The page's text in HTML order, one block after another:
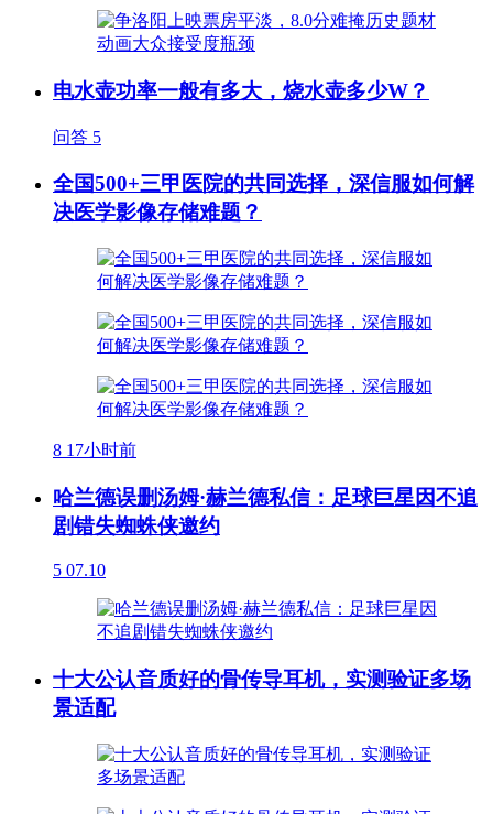
电水壶功率一般有多大，烧水壶多少W？
问答 5
全国500+三甲医院的共同选择，深信服如何解
决医学影像存储难题？
8 17小时前
哈兰德误删汤姆·赫兰德私信：足球巨星因不追
剧错失蜘蛛侠邀约
5 07.10
十大公认音质好的骨传导耳机，实测验证多场
景适配